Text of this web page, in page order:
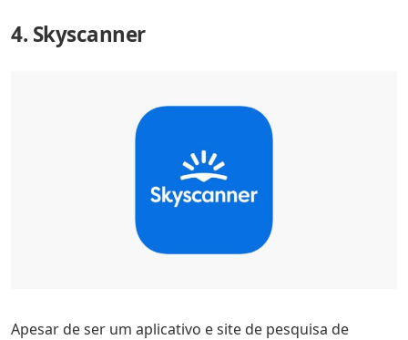
4. Skyscanner
Apesar de ser um aplicativo e site de pesquisa de